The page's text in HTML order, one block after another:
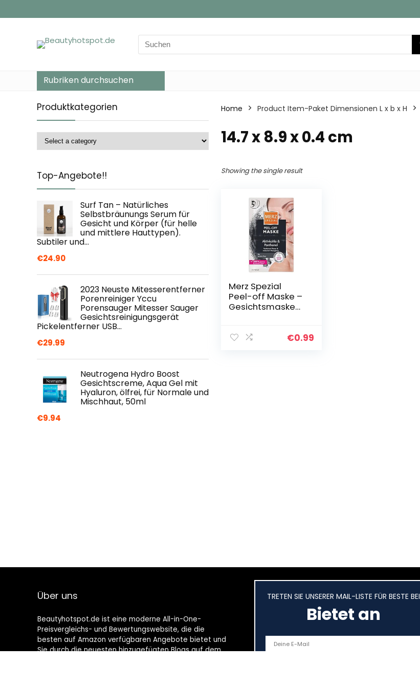
Search
for:
Rubriken durchsuchen
Produktkategorien
Top-Angebote!!
Surf Tan – Natürliches
Selbstbräunungs Serum für
Gesicht und Körper (für helle
und mittlere Hauttypen).
Subtiler und…
€24.90
2023 Neuste Mitesserentferner
Porenreiniger Yccu
Porensauger Mitesser Sauger
Gesichtsreinigungsgerät
Pickelentferner USB…
€29.99
Neutrogena Hydro Boost
Gesichtscreme, Aqua Gel mit
Hyaluron, ölfrei, für Normale und
Mischhaut, 50ml
€9.94
Home Product Item-Paket Dimensionen L x b x H
‎14.7 x 8.9 x 0.4 cm
Showing the single result
Merz Spezial
Peel-off Maske –
Gesichtsmaske
Pflegende
€0.99
Über uns
Beautyhotspot.de ist eine moderne All-in-One-
Preisvergleichs- und Bewertungswebsite, die die
besten auf Amazon verfügbaren Angebote bietet und
Sie durch die neuesten hinzugefügten Blogs auf dem
TRETEN SIE UNSERER MAIL-LISTE FÜR BESTE BEI
Bietet an